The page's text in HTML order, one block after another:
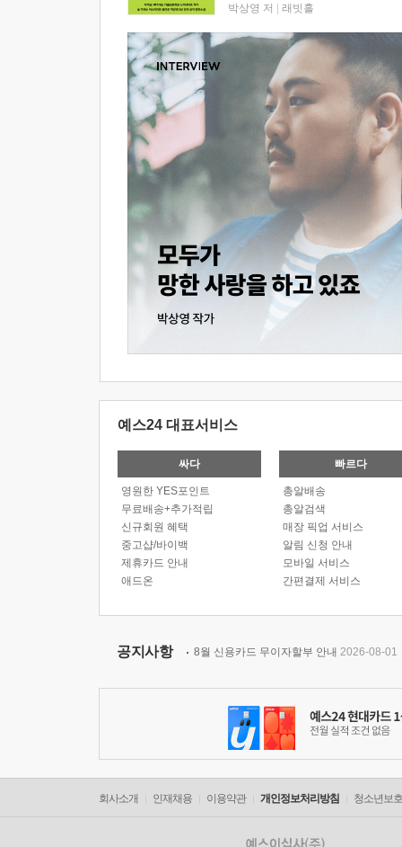
박상영 저 래빗홀
예스24 대표서비스
싸다
영원한 YES포인트
무료배송+추가적립
신규회원 혜택
중고샵/바이백
제휴카드 안내
애드온
빠르다
총알배송
총알검색
매장 픽업 서비스
알림 신청 안내
모바일 서비스
간편결제 서비스
공지사항 8월 신용카드 무이자할부 안내 2026-08-01
회사소개 인재채용 이용약관 개인정보처리방침 청소년보